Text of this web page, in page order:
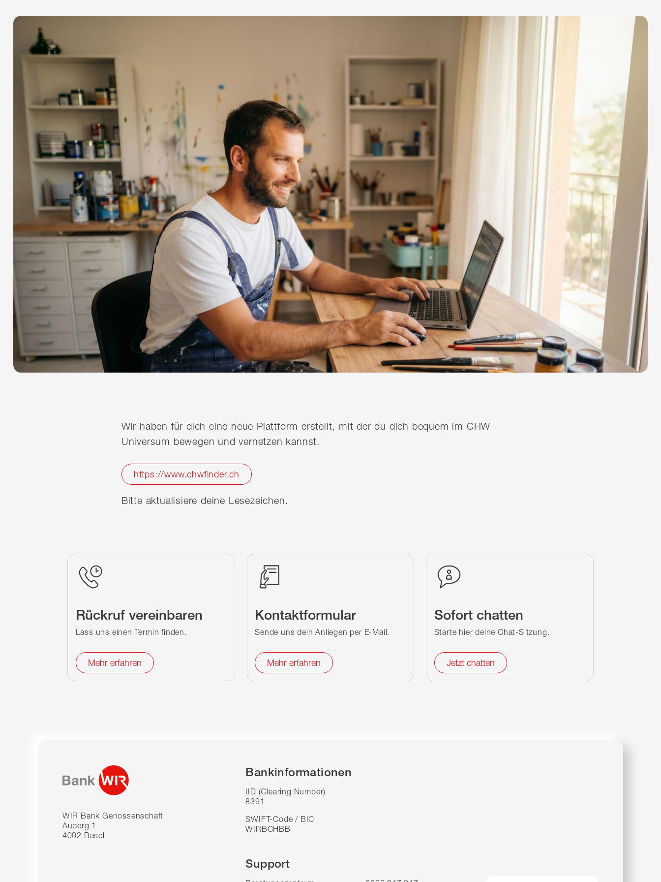
Wir haben für dich eine neue Plattform erstellt, mit der du dich bequem im CHW-
Universum bewegen und vernetzen kannst.
https://www.chwfinder.ch
Bitte aktualisiere deine Lesezeichen.
Rückruf vereinbaren
Lass uns einen Termin finden.
Mehr erfahren
Kontaktformular
Sende uns dein Anliegen per E-Mail.
Mehr erfahren
Sofort chatten
Starte hier deine Chat-Sitzung.
Jetzt chatten
WIR Bank Genossenschaft
Auberg 1
4002 Basel
Bankinformationen
IID (Clearing Number)
8391
SWIFT-Code / BIC
WIRBCHBB
Support